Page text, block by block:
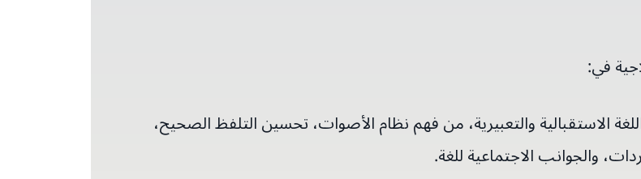
في:
الاستقبالية والتعبيرية، من فهم نظام الأصوات، تحسين التلفظ الصحيح،
والجوانب الاجتماعية للغة.